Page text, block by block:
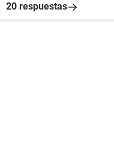
20 respuestas